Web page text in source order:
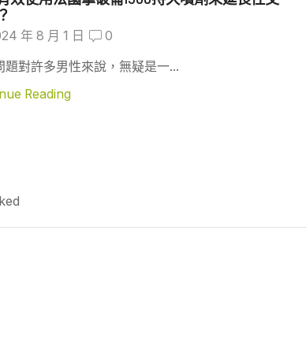
年 8 月 1 日 0
題對許多男性來說，無疑是一...
Reading